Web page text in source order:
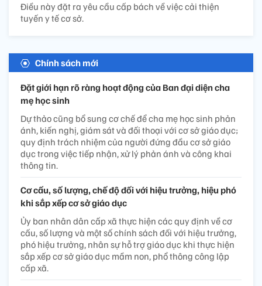
Điều này đặt ra yêu cầu cấp bách về việc cải thiện
tuyến y tế cơ sở.
Chính sách mới
Đặt giới hạn rõ ràng hoạt động của Ban đại diện cha
mẹ học sinh
Dự thảo cũng bổ sung cơ chế để cha mẹ học sinh phản
ánh, kiến nghị, giám sát và đối thoại với cơ sở giáo dục;
quy định trách nhiệm của người đứng đầu cơ sở giáo
dục trong việc tiếp nhận, xử lý phản ánh và công khai
thông tin.
Cơ cấu, số lượng, chế độ đối với hiệu trưởng, hiệu phó
khi sắp xếp cơ sở giáo dục
Ủy ban nhân dân cấp xã thực hiện các quy định về cơ
cấu, số lượng và một số chính sách đối với hiệu trưởng,
phó hiệu trưởng, nhân sự hỗ trợ giáo dục khi thực hiện
sắp xếp cơ sở giáo dục mầm non, phổ thông công lập
cấp xã.